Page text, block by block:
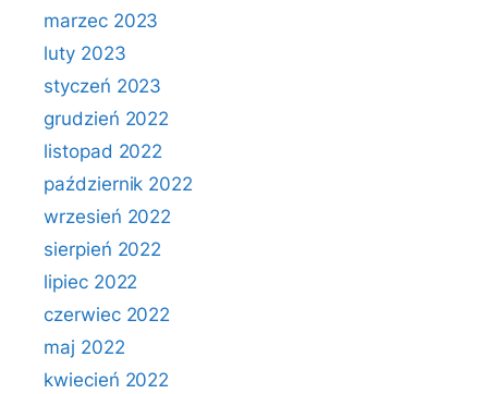
marzec 2023
luty 2023
styczeń 2023
grudzień 2022
listopad 2022
październik 2022
wrzesień 2022
sierpień 2022
lipiec 2022
czerwiec 2022
maj 2022
kwiecień 2022